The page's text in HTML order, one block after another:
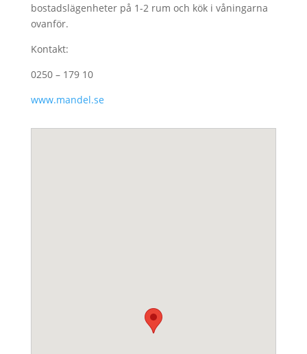
bostadslägenheter på 1-2 rum och kök i våningarna
ovanför.
Kontakt:
0250 – 179 10
www.mandel.se